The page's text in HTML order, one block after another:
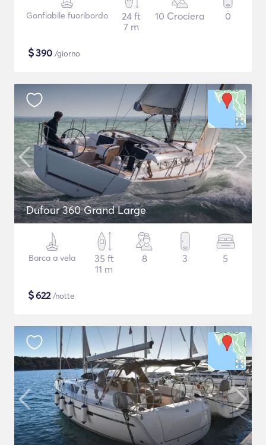
Gonfiabile fuoribordo
24 ft
7 m
10 Crociera 0
$390 /giorno
Dufour 360 Grand Large
Barca a vela
35 ft
11 m
8 3 5
$622/notte